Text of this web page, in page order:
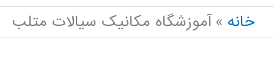
اصلی
خانه آموزشگاه مکانیک سیالات متلب